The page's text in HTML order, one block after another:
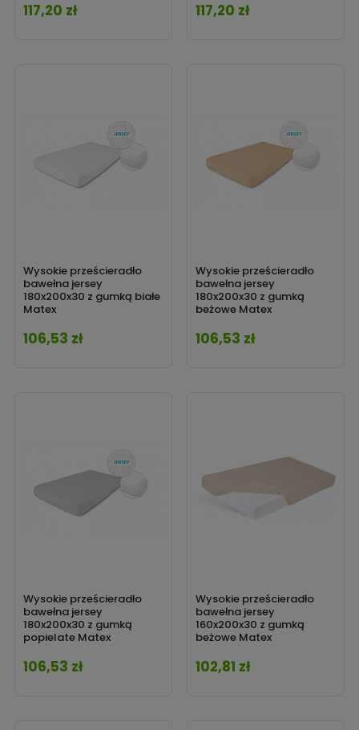
Cena
117,20 zł Cena
117,20 zł
Wysokie prześcieradło
bawełna jersey
180x200x30 z gumką białe
Matex
Cena
106,53 zł
Wysokie prześcieradło
bawełna jersey
180x200x30 z gumką
beżowe Matex
Cena
106,53 zł
Wysokie prześcieradło
bawełna jersey
180x200x30 z gumką
popielate Matex
Cena
106,53 zł
Wysokie prześcieradło
bawełna jersey
160x200x30 z gumką
beżowe Matex
Cena
102,81 zł